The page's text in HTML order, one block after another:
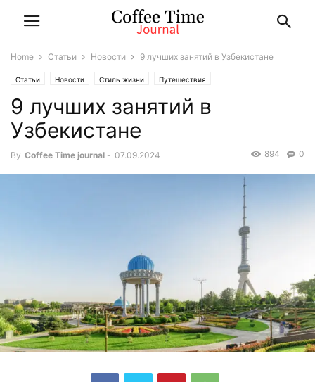
Home Статьи Новости 9 лучших занятий в Узбекистане
Статьи Новости Стиль жизни Путешествия
9 лучших занятий в
Узбекистане
By Coffee Time journal - 07.09.2024 0
894